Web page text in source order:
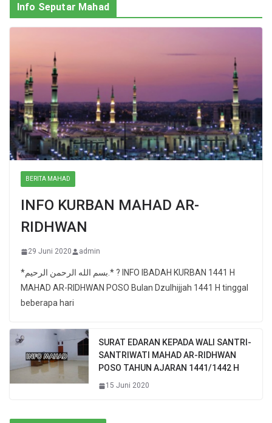
Info Seputar Mahad
BERITA MAHAD
INFO KURBAN MAHAD AR-
RIDHWAN
29 Juni 2020 admin
*بسم الله الرحمن الرحيم.* ? INFO IBADAH KURBAN 1441 H
MAHAD AR-RIDHWAN POSO Bulan Dzulhijjah 1441 H tinggal
beberapa hari
SURAT EDARAN KEPADA WALI SANTRI-
SANTRIWATI MAHAD AR-RIDHWAN
POSO TAHUN AJARAN 1441/1442 H
15 Juni 2020